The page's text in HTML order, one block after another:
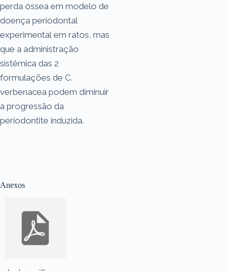
Anexos
perda óssea em modelo de
doença periodontal
experimental em ratos, mas
que a administração
sistêmica das 2
formulações de C.
verbenacea podem diminuir
a progressão da
periodontite induzida.